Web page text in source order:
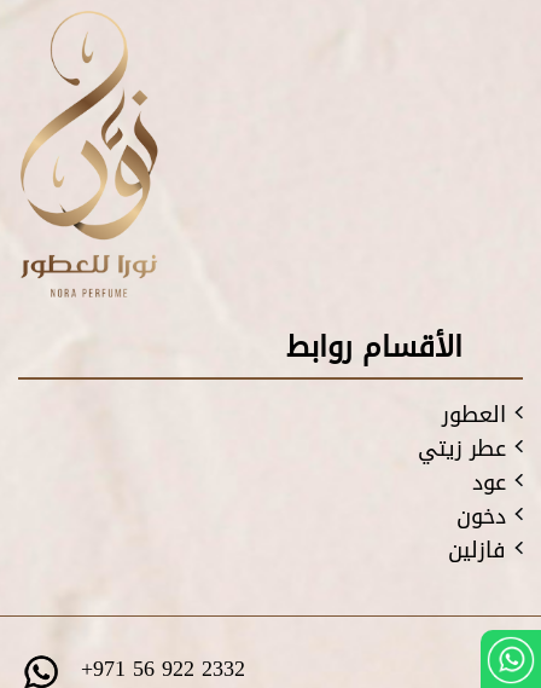
الأقسام روابط
العطور
عطر زيتي
عود
دخون
فازلين
+971 56 922 2332